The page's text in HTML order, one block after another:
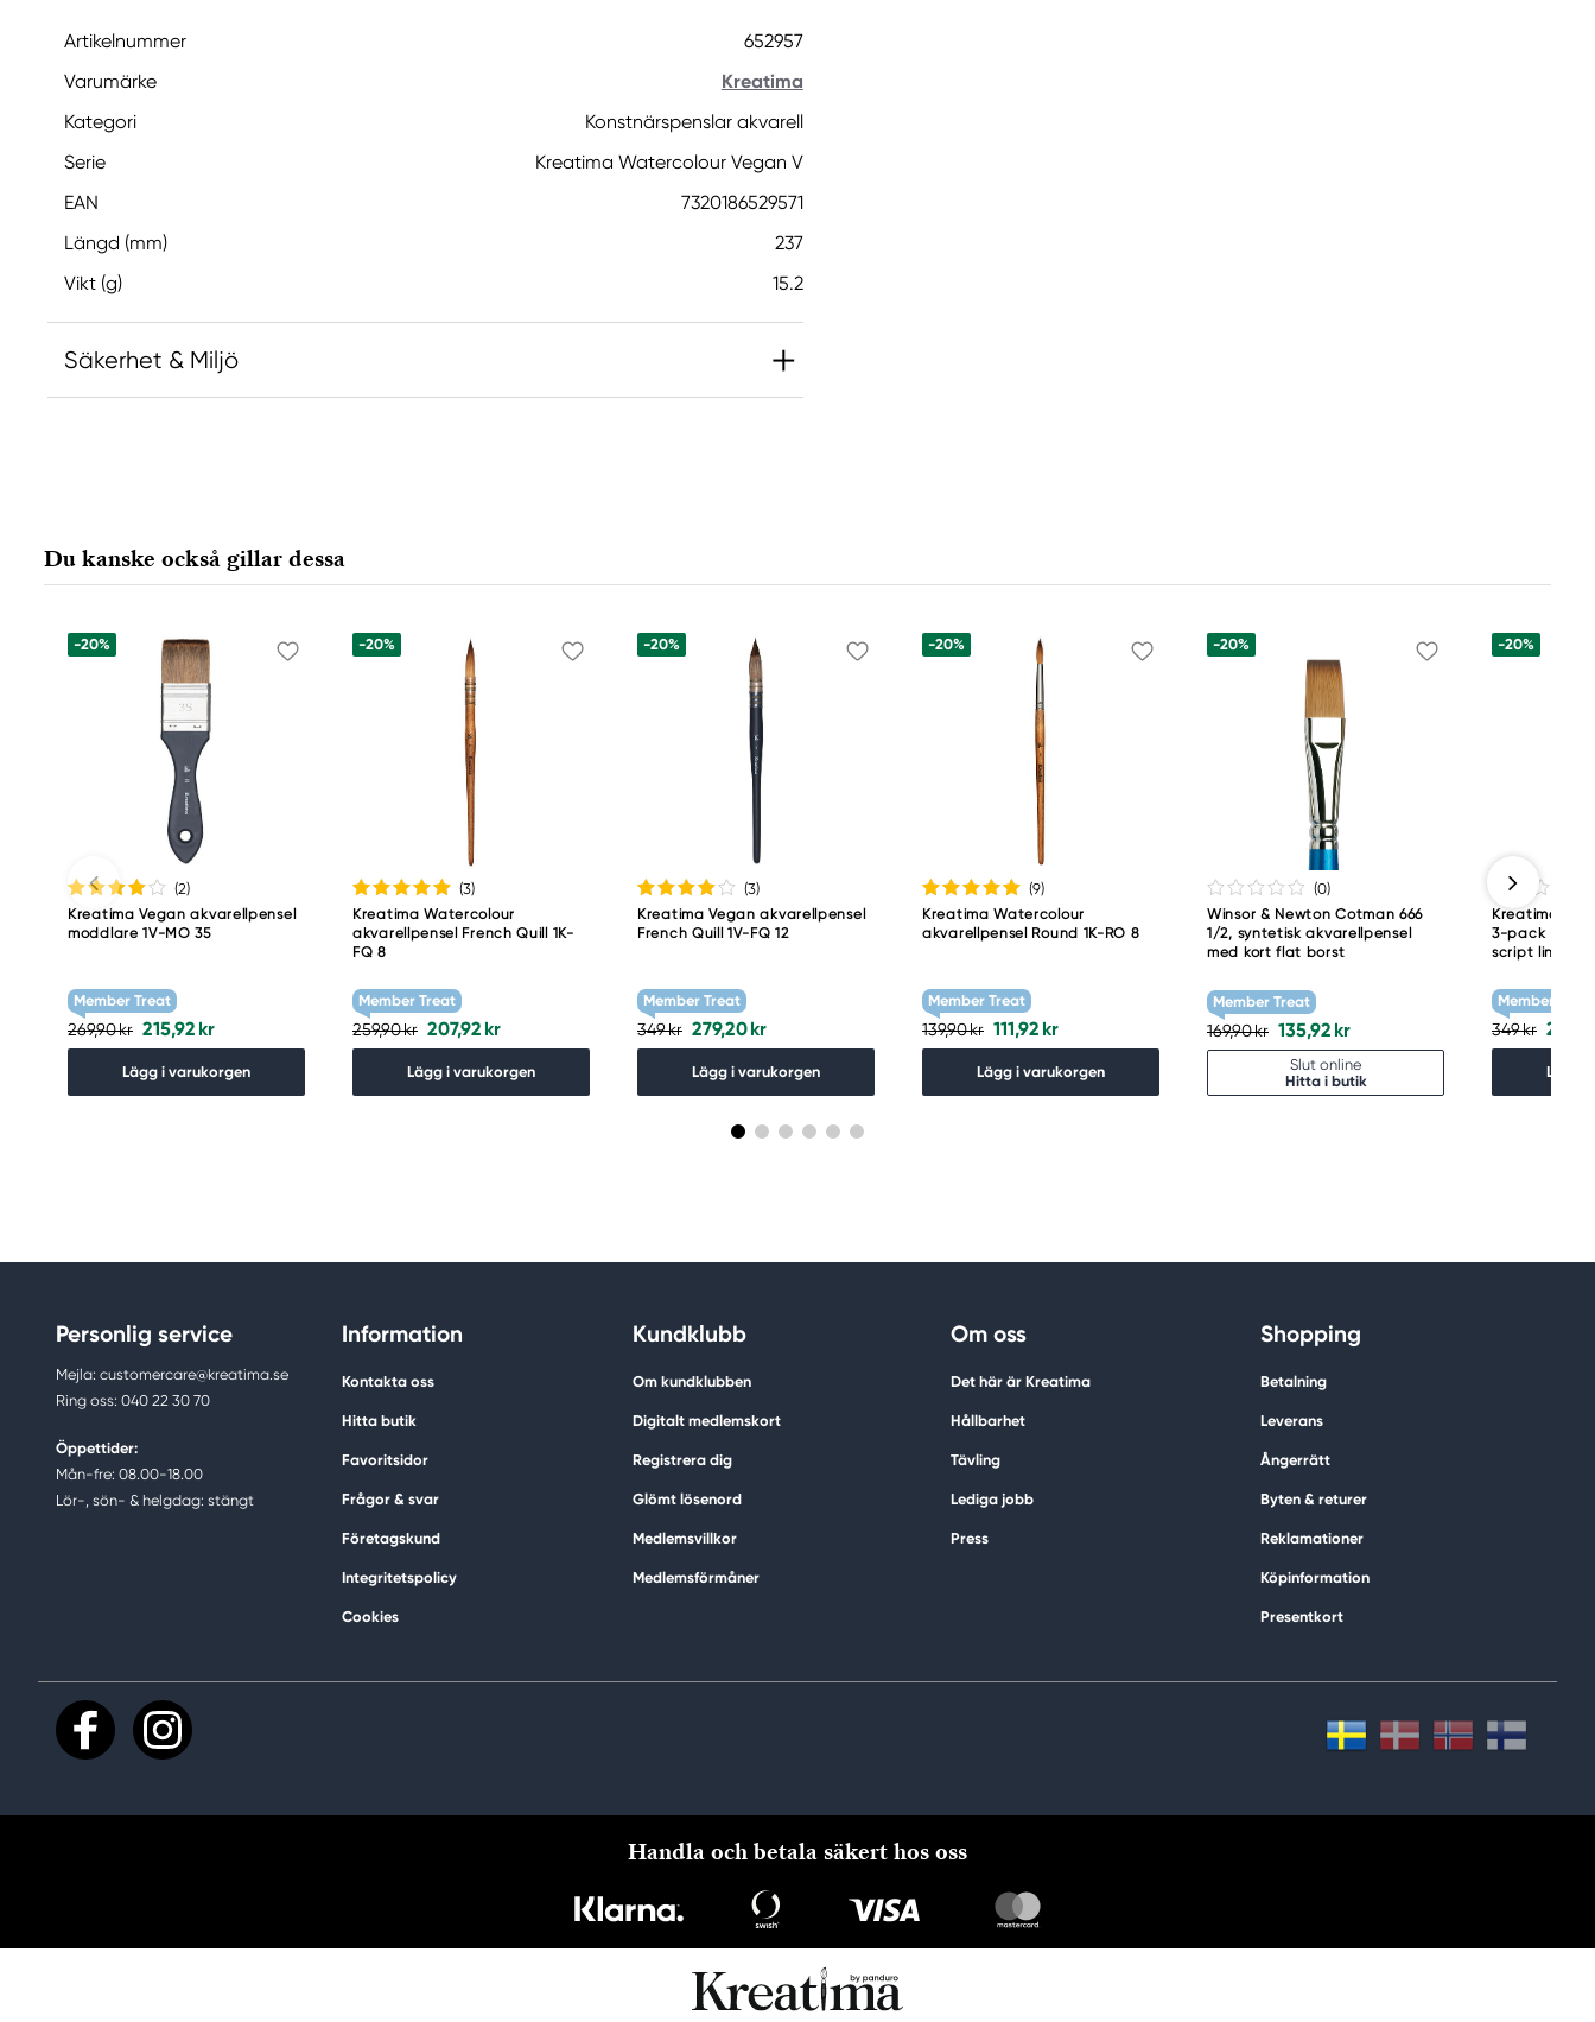
Artikelnummer
652957
Varumärke
Kreatima
Kategori
Konstnärspenslar akvarell
Serie
Kreatima Watercolour Vegan V
EAN
7320186529571
Längd (mm)
237
Vikt (g)
15.2
Säkerhet & Miljö
www.panduro.com
+46 (04) 22 30 70
Du kanske också gillar dessa
-20%
(2)
Kreatima Vegan akvarellpensel
moddlare 1V-MO 35
Member Treat
269,90 kr 215,92 kr
Lägg i varukorgen
-20%
(3)
Kreatima Watercolour
akvarellpensel French Quill 1K-
FQ 8
Member Treat
259,90 kr 207,92 kr
Lägg i varukorgen
-20%
(3)
Kreatima Vegan akvarellpensel
French Quill 1V-FQ 12
Member Treat
349 kr 279,20 kr
Lägg i varukorgen
-20%
(9)
Kreatima Watercolour
akvarellpensel Round 1K-RO 8
Member Treat
139,90 kr 111,92 kr
Lägg i varukorgen
-20%
(0)
Winsor & Newton Cotman 666
1/2, syntetisk akvarellpensel
med kort flat borst
Member Treat
169,90 kr 135,92 kr
Slut online
Hitta i butik
-20%
Kreatima
3-pack –
script liner #2
Member Treat
349 kr
Lägg i
Personlig service
Mejla: customercare@kreatima.se
Ring oss: 040 22 30 70
Öppettider:
Mån-fre: 08.00-18.00
Lör-, sön- & helgdag: stängt
Information
Kontakta oss
Hitta butik
Favoritsidor
Frågor & svar
Företagskund
Integritetspolicy
Cookies
Kundklubb
Om kundklubben
Digitalt medlemskort
Registrera dig
Glömt lösenord
Medlemsvillkor
Medlemsförmåner
Om oss
Det här är Kreatima
Hållbarhet
Tävling
Lediga jobb
Press
Shopping
Betalning
Leverans
Ångerrätt
Byten & returer
Reklamationer
Köpinformation
Presentkort
Handla och betala säkert hos oss